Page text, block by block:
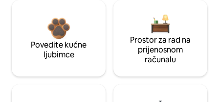
Povedite kućne
ljubimce
Prostor za rad na
prijenosnom
računalu